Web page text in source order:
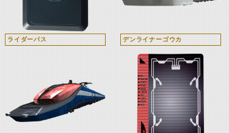
ライダーパス デンライナーゴウカ